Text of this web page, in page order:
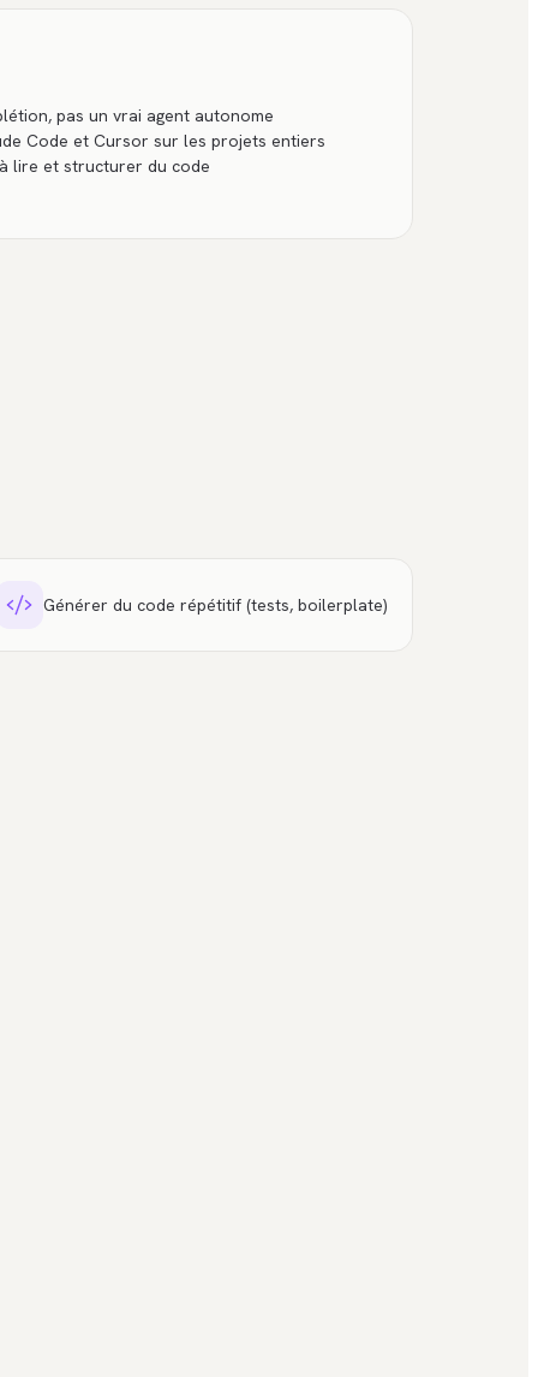
pas un vrai agent autonome
Code et Cursor sur les projets entiers
lire et structurer du code
Générer du code répétitif (tests, boilerplate)